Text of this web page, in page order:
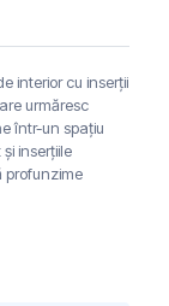
interior cu inserții
urmăresc
într-un spațiu
inserțiile
profunzime